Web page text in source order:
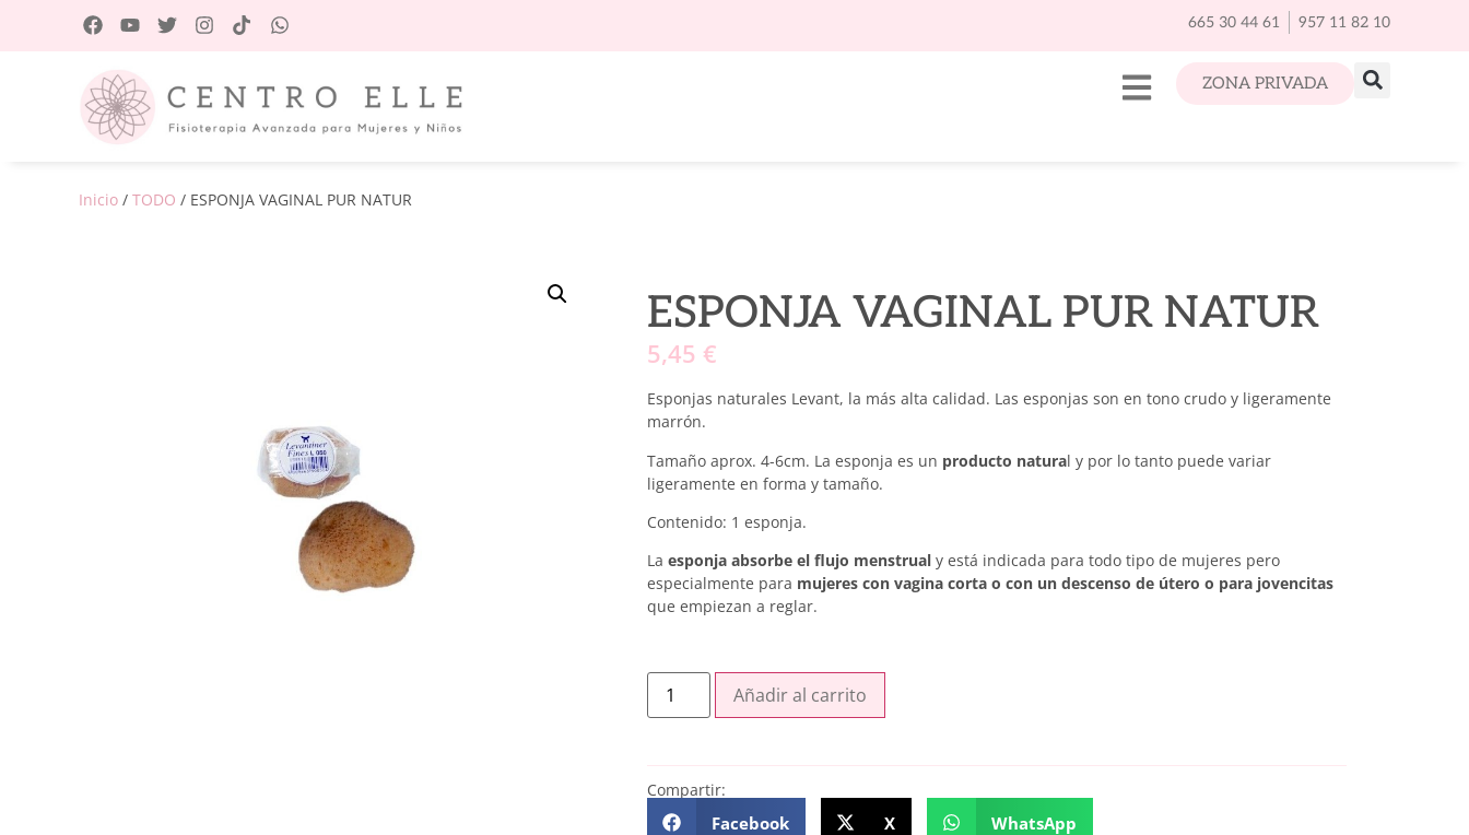
665 30 44 61 957 11 82 10
ZONA PRIVADA
Inicio / TODO / ESPONJA VAGINAL PUR NATUR
ESPONJA VAGINAL PUR NATUR
5,45 €
Esponjas naturales Levant, la más alta calidad. Las esponjas son en tono crudo y ligeramente
marrón.
Tamaño aprox. 4-6cm. La esponja es un producto natural y por lo tanto puede variar
ligeramente en forma y tamaño.
Contenido: 1 esponja.
La esponja absorbe el flujo menstrual y está indicada para todo tipo de mujeres pero
especialmente para mujeres con vagina corta o con un descenso de útero o para jovencitas
que empiezan a reglar.
Añadir al carrito
Compartir:
Facebook X WhatsApp